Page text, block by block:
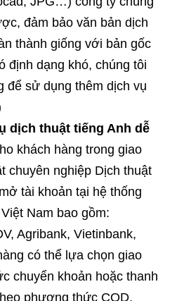
đảm bảo văn bản dịch
thành giống với bản gốc
định dạng khó, chúng tôi
để sử dụng thêm dịch vụ
dịch thuật tiếng Anh dễ
khách hàng trong giao
chuyên nghiệp Dịch thuật
tài khoản tại hệ thống
Nam bao gồm:
Agribank, Vietinbank,
có thể lựa chọn giao
chuyển khoản hoặc thanh
phương thức COD,